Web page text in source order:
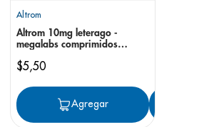
Altrom
Altrom 10mg leterago -
megalabs comprimidos
$5,50
Agregar